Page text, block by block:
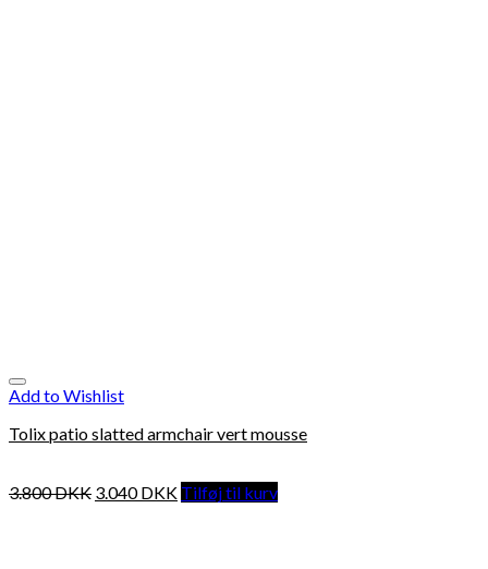
Add to Wishlist
Tolix patio slatted armchair vert mousse
3.800DKK 3.040DKK Tilføj til kurv